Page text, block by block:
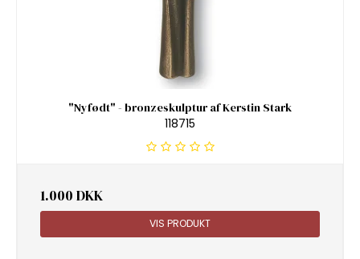
"Nyfødt" - bronzeskulptur af Kerstin Stark
118715
1.000 DKK
VIS PRODUKT